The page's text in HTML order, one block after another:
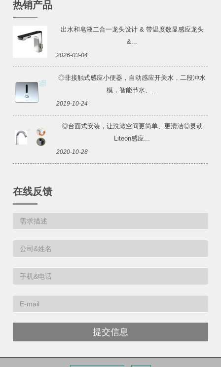
热销产品
出水和皂液二合一龙头设计 & 带温度数显感应龙头
&...
2026-03-04
◎非接触式感应小便器，自动感应开关水，二段冲水
模，智能节水、...
2019-10-24
◎台面式安装，让洗漱空间更简单、更清洁◎灵动
Liteon感应...
2020-10-28
在线反馈
提交信息